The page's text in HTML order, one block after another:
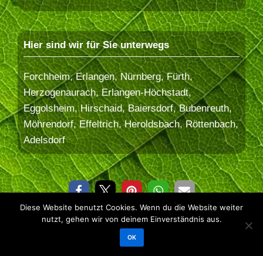
Hier sind wir für Sie unterwegs
Forchheim, Erlangen, Nürnberg, Fürth,
Herzogenaurach, Erlangen-Höchstadt,
Eggolsheim, Hirschaid, Baiersdorf, Bubenreuth,
Möhrendorf, Effeltrich, Heroldsbach, Röttenbach,
Adelsdorf
© 2026 Baum&Erde
Diese Website benutzt Cookies. Wenn du die Website weiter
nutzt, gehen wir von deinem Einverständnis aus.
OK